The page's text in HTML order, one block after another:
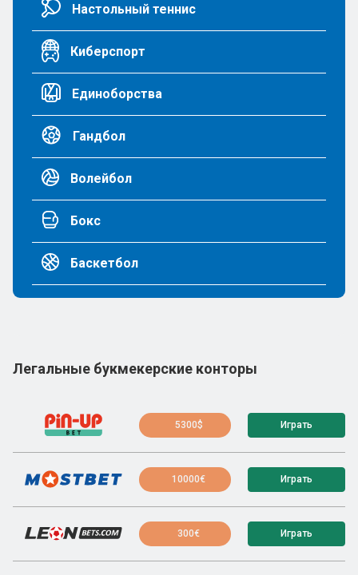
Настольный теннис
Киберспорт
Единоборства
Гандбол
Волейбол
Бокс
Баскетбол
Легальные букмекерские конторы
5300$ Играть
10000€ Играть
300€ Играть